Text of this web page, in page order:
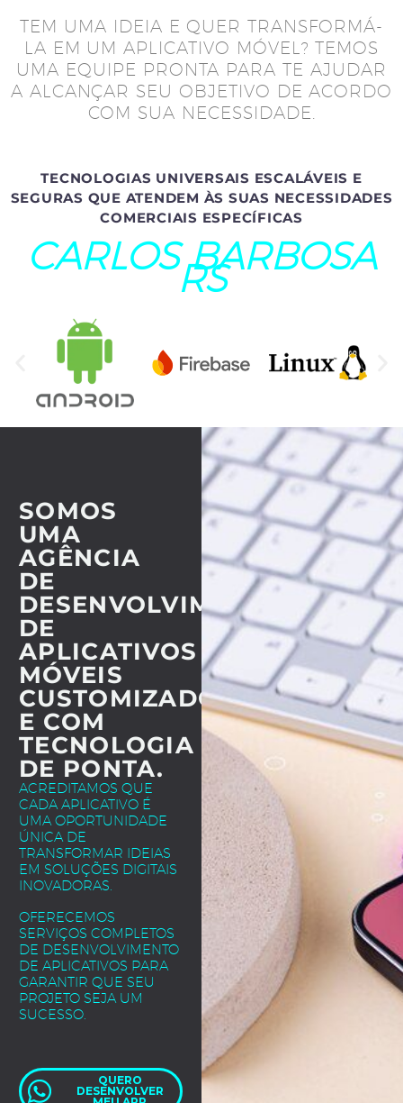
TEM UMA IDEIA E QUER TRANSFORMÁ-
LA EM UM APLICATIVO MÓVEL? TEMOS
UMA EQUIPE PRONTA PARA TE AJUDAR
A ALCANÇAR SEU OBJETIVO DE ACORDO
COM SUA NECESSIDADE.
TECNOLOGIAS UNIVERSAIS ESCALÁVEIS E
SEGURAS QUE ATENDEM ÀS SUAS NECESSIDADES
COMERCIAIS ESPECÍFICAS
CARLOS BARBOSA
RS
SOMOS
UMA
AGÊNCIA
DE
DESENVOLVIMENTO
DE
APLICATIVOS
MÓVEIS
CUSTOMIZADOS
E COM
TECNOLOGIA
DE PONTA.
ACREDITAMOS QUE
CADA APLICATIVO É
UMA OPORTUNIDADE
ÚNICA DE
TRANSFORMAR IDEIAS
EM SOLUÇÕES DIGITAIS
INOVADORAS.
OFERECEMOS
SERVIÇOS COMPLETOS
DE DESENVOLVIMENTO
DE APLICATIVOS PARA
GARANTIR QUE SEU
PROJETO SEJA UM
SUCESSO.
QUERO
DESENVOLVER